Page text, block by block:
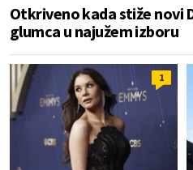
Otkriveno kada stiže novi
glumca u najužem izboru
1